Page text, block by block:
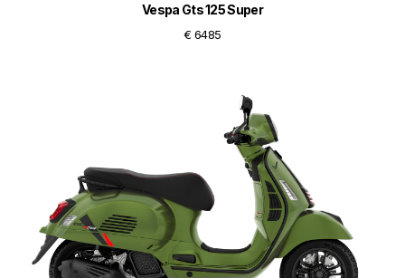
Vespa Gts 125 Super
€ 6485